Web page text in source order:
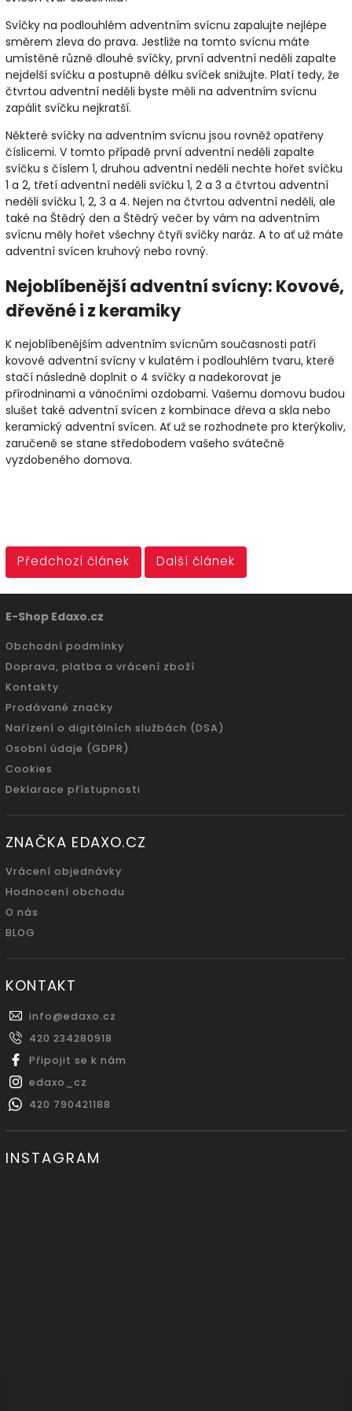
Svíčky na podlouhlém adventním svícnu zapalujte nejlépe
směrem zleva do prava. Jestliže na tomto svícnu máte
umístěné různě dlouhé svíčky, první adventní neděli zapalte
nejdelší svíčku a postupně délku svíček snižujte. Platí tedy, že
čtvrtou adventní neděli byste měli na adventním svícnu
zapálit svíčku nejkratší.
Některé svíčky na adventním svícnu jsou rovněž opatřeny
číslicemi. V tomto případě první adventní neděli zapalte
svíčku s číslem 1, druhou adventní neděli nechte hořet svíčku
1 a 2, třetí adventní neděli svíčku 1, 2 a 3 a čtvrtou adventní
neděli svíčku 1, 2, 3 a 4. Nejen na čtvrtou adventní neděli, ale
také na Štědrý den a Štědrý večer by vám na adventním
svícnu měly hořet všechny čtyři svíčky naráz. A to ať už máte
adventní svícen kruhový nebo rovný.
Nejoblíbenější adventní svícny: Kovové,
dřevěné i z keramiky
K nejoblíbenějším adventním svícnům současnosti patří
kovové adventní svícny v kulatém i podlouhlém tvaru, které
stačí následně doplnit o 4 svíčky a nadekorovat je
přírodninami a vánočními ozdobami. Vašemu domovu budou
slušet také adventní svícen z kombinace dřeva a skla nebo
keramický adventní svícen. Ať už se rozhodnete pro kterýkoliv,
zaručeně se stane středobodem vašeho svátečně
vyzdobeného domova.
Předchozí článek Další článek
E-Shop Edaxo.cz
Obchodní podmínky
Doprava, platba a vrácení zboží
Kontakty
Prodávané značky
Nařízení o digitálních službách (DSA)
Osobní údaje (GDPR)
Cookies
Deklarace přístupnosti
ZNAČKA EDAXO.CZ
Vrácení objednávky
Hodnocení obchodu
O nás
BLOG
KONTAKT
info@edaxo.cz
420 234280918
Připojit se k nám
edaxo_cz
420 790421188
INSTAGRAM